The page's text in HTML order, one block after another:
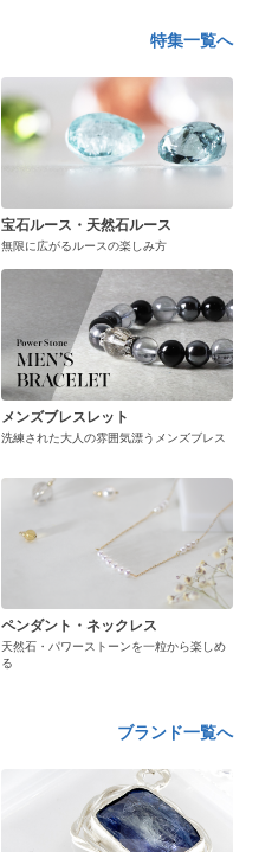
特集一覧へ
宝石ルース・天然石ルース
無限に広がるルースの楽しみ方
メンズブレスレット
洗練された大人の雰囲気漂うメンズブレス
ペンダント・ネックレス
天然石・パワーストーンを一粒から楽しめ
る
ブランド一覧へ